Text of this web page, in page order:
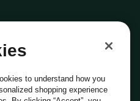
to understand how you
shopping experience